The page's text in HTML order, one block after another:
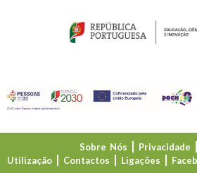
Sobre Nós Privacidade
Utilização
Contactos Ligações